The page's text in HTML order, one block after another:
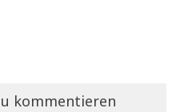
kommentieren